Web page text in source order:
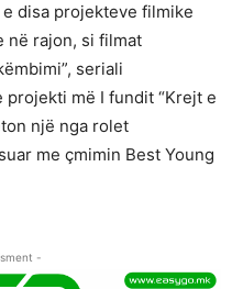
disa projekteve filmike
në rajon, si filmat
seriali
më I fundit “Krejt e
një nga rolet
me çmimin Best Young
-